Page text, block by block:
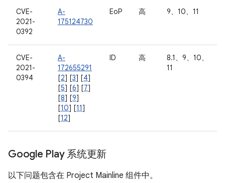
CVE-
2021-
0392
A-
175124730
EoP 高 9、10、11
CVE-
2021-
0394
A-
172655291
[2] [3] [4]
[5] [6] [7]
[8] [9]
[10] [11]
[12]
ID 高
8.1、9、10、
11
Google Play 系统更新
以下问题包含在 Project Mainline 组件中。